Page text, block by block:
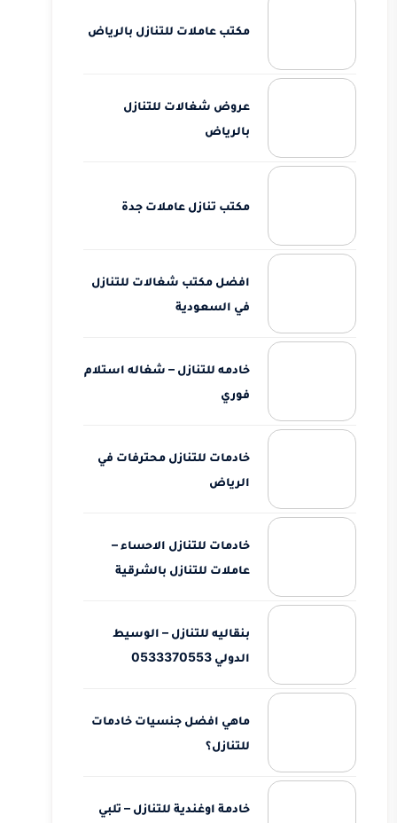
مكتب عاملات للتنازل بالرياض
عروض شغالات للتنازل
بالرياض
مكتب تنازل عاملات جدة
افضل مكتب شغالات للتنازل
في السعودية
خادمه للتنازل – شغاله استلام
فوري
خادمات للتنازل محترفات في
الرياض
خادمات للتنازل الاحساء –
عاملات للتنازل بالشرقية
بنقاليه للتنازل – الوسيط
الدولي 0533370553
ماهي افضل جنسيات خادمات
للتنازل؟
خادمة اوغندية للتنازل – تلبي